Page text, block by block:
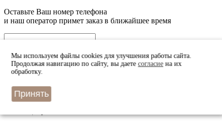
Оставьте Ваш номер телефона
и наш оператор примет заказ в ближайшее время
check_box check_box_outline_blank
в соответствии с
Мы используем файлы cookies для улучшения работы сайта.
Продолжая навигацию по сайту, вы даетесогласиена их
обработку.
Принять